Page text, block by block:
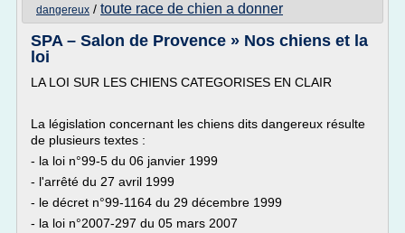
dangereux / toute race de chien a donner
SPA – Salon de Provence » Nos chiens et la
loi
LA LOI SUR LES CHIENS CATEGORISES EN CLAIR
La législation concernant les chiens dits dangereux résulte
de plusieurs textes :
- la loi n°99-5 du 06 janvier 1999
- l'arrêté du 27 avril 1999
- le décret n°99-1164 du 29 décembre 1999
- la loi n°2007-297 du 05 mars 2007